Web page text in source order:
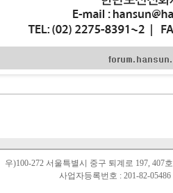
우)100-272 서울특별시 중구 퇴계로 197,
사업자등록번호 : 201-82-